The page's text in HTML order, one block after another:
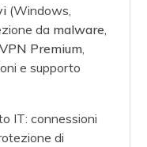
(Windows,
da malware
VPN Premium
e supporto
IT: connessioni
di